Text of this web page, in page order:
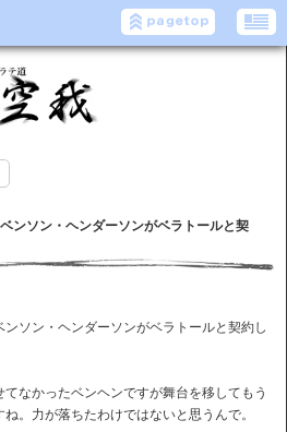
ンソン・ヘンダーソンがベラトールと契
ソン・ヘンダーソンがベラトールと契約し
なかったベンヘンですが舞台を移してもう
。力が落ちたわけではないと思うんで。